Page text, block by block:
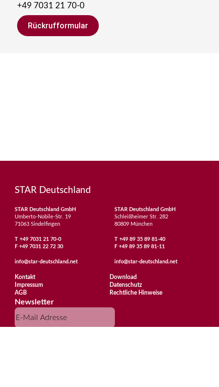
+49 7031 21 70-0
Rückrufformular
STAR Deutschland
STAR Deutschland GmbH
Umberto-Nobile-Str. 19
71063 Sindelfingen
T +49 7031 21 70-0
F +49 7031 22 72 30
info@star-deutschland.net
STAR Deutschland GmbH
Schleißheimer Str. 282
80809 München
T +49 89 35 89 81-40
F +49 89 35 89 81-11
info@star-deutschland.net
Kontakt
Download
Impressum
Datenschutz
AGB
Rechtliche Hinweise
Newsletter